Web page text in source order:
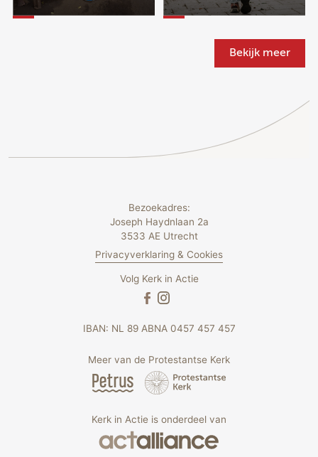
Bekijk meer
Bezoekadres:
Joseph Haydnlaan 2a
3533 AE Utrecht
Privacyverklaring & Cookies
Volg Kerk in Actie
IBAN: NL 89 ABNA 0457 457 457
Meer van de Protestantse Kerk
Kerk in Actie is onderdeel van